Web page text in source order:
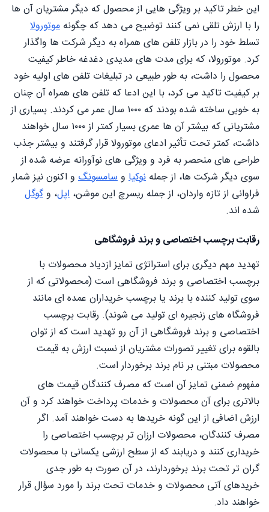
این خطر تاکید بر ویژگی هایی از محصول که دیگر مشتریان آن ها
را با ارزش تلقی نمی کنند توضیح می دهد که چگونه موتورولا
تسلط خود را در بازار تلفن های همراه به دیگر شرکت ها واگذار
کرد. موتورولا، که برای مدت های مدیدی دغدغه خاطر کیفیت
محصول را داشت، به طور طبیعی در تبلیغات تلفن های اولیه خود
بر کیفیت تاکید می کرد، با این ادعا که تلفن های همراه آن چنان
به خوبی ساخته شده بودند که ۱۰۰۰ سال عمر می کردند. بسیاری از
مشتریانی که بیشتر آن ها عمری بسیار کمتر از ۱۰۰۰ سال خواهند
داشت، کمتر تحت تأثیر ادعای موتورولا قرار گرفتند و بیشتر جذب
طراحی های منحصر به فرد و ویژگی های نوآورانه عرضه شده از
سوی دیگر شرکت ها، از جمله نوکیا وسامسونگ و اکنون نیز شمار
فراوانی از تازه واردان، از جمله ریسرچ این موشن، اپل، وگوگل
شده اند.
رقابت برچسب اختصاصی و برند فروشگاهی
تهدید مهم دیگری برای استراتژی تمایز ازدیاد محصولات با
برچسب اختصاصی و برند فروشگاهی است (محصولاتی که از
سوی تولید کننده با برند یا برچسب خریداران عمده ای مانند
فروشگاه های زنجیره ای تولید می شوند). رقابت برچسب
اختصاصی و برند فروشگاهی از آن رو تهدید است که از توان
بالقوه برای تغییر تصورات مشتریان از نسبت ارزش به قیمت
محصولات مبتنی بر نام برند برخوردار است.
مفهوم ضمنی تمایز آن است که مصرف کنندگان قیمت های
بالاتری برای آن محصولات و خدمات پرداخت خواهند کرد و آن
ارزش اضافی از این گونه خریدها به دست خواهند آمد. اگر
مصرف کنندگان، محصولات ارزان تر برچسب اختصاصی را
خریداری کنند و دریابند که از سطح ارزشی یکسانی با محصولات
گران تر تحت برند برخوردارند، در آن صورت به طور جدی
خریدهای آتی محصولات و خدمات تحت برند را مورد سؤال قرار
خواهند داد.